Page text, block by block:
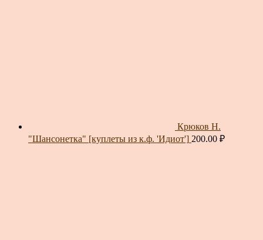
Крюков Н.
"Шансонетка" [куплеты из к.ф. 'Идиот'] 200.00 ₽